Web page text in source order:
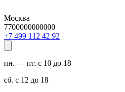
Москва
7700000000000
29 24 211 994 7+
пн. — пт. с 10 до 18
сб. с 12 до 18